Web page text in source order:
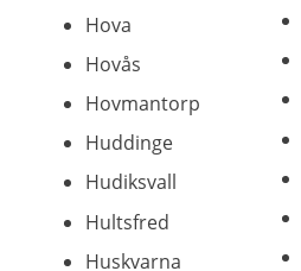
Hova
Hovås
Hovmantorp
Huddinge
Hudiksvall
Hultsfred
Huskvarna